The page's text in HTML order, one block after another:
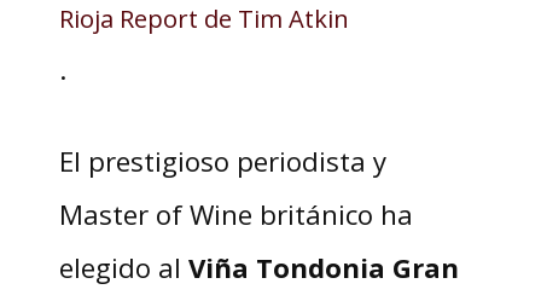
Rioja Report de Tim Atkin
.
El prestigioso periodista y
Master of Wine británico ha
elegido al Viña Tondonia Gran